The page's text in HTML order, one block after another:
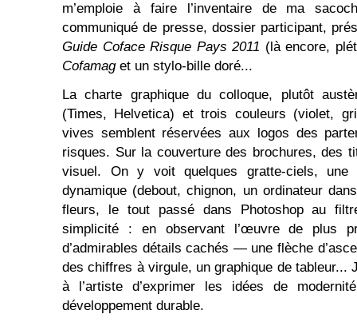
m’emploie à faire l’inventaire de ma
communiqué de presse, dossier participant,
Guide Coface Risque Pays 2011 (là encore,
Cofamaget un stylo-bille doré...
La charte graphique du colloque, plutôt
(Times, Helvetica) et trois couleurs (violet,
vives semblent réservées aux logos des
risques. Sur la couverture des brochures, des
visuel. On y voit quelques gratte-ciels, une
dynamique (debout, chignon, un ordinateur
fleurs, le tout passé dans Photoshop au
simplicité : en observant l’œuvre de plus
d’admirables détails cachés ― une flèche
des chiffres à virgule, un graphique de tableur...
à l’artiste d’exprimer les idées de
développement durable.